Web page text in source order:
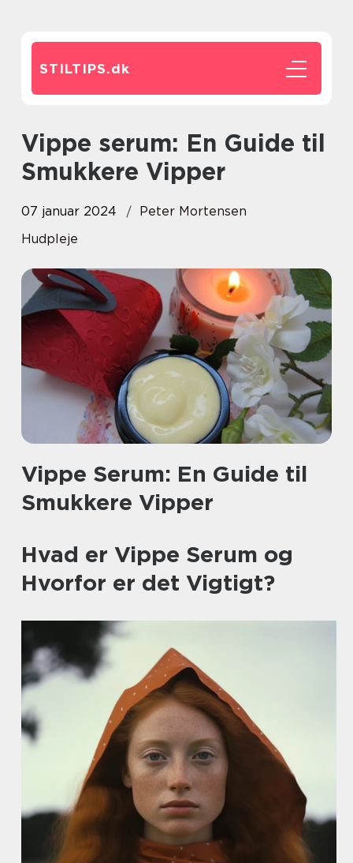
STILTIPS.dk
Vippe serum: En Guide til
Smukkere Vipper
07 januar 2024
Peter Mortensen
Hudpleje
Vippe Serum: En Guide til
Smukkere Vipper
Hvad er Vippe Serum og
Hvorfor er det Vigtigt?